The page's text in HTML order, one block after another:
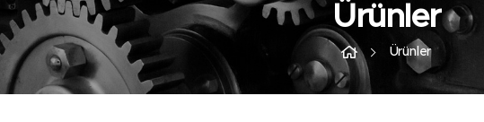
Ürünler
Ürünler